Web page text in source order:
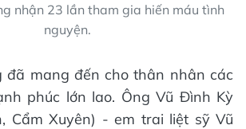
nhận 23 lần tham gia hiến máu tình
nguyện.
đã mang đến cho thân nhân các
phúc lớn lao. Ông Vũ Đình Kỳ
Cẩm Xuyên) - em trai liệt sỹ Vũ